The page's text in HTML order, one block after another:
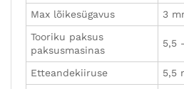
Max lõikesügavus
3
Tooriku paksus
paksusmasinas
5,5
Etteandekiiruse
5,5